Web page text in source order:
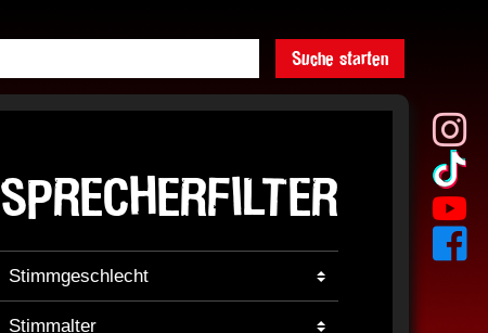
Suche starten
SPRECHERFILTER